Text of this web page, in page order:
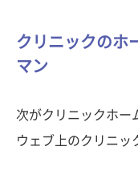
クリニックのホ
マン
次がクリニックホー
ウェブ上のクリニッ